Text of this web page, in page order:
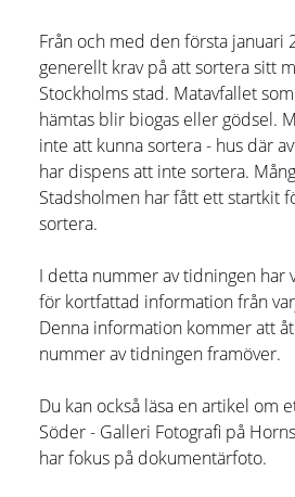
Från och med den första januari
generellt krav på att sortera sitt
Stockholms stad. Matavfallet
hämtas blir biogas eller gödsel.
inte att kunna sortera - hus där
har dispens att inte sortera.
Stadsholmen har fått ett startkit
sortera.
I detta nummer av tidningen har
för kortfattad information från
Denna information kommer att
nummer av tidningen framöver.
Du kan också läsa en artikel om
Söder - Galleri Fotografi på
har fokus på dokumentärfoto.